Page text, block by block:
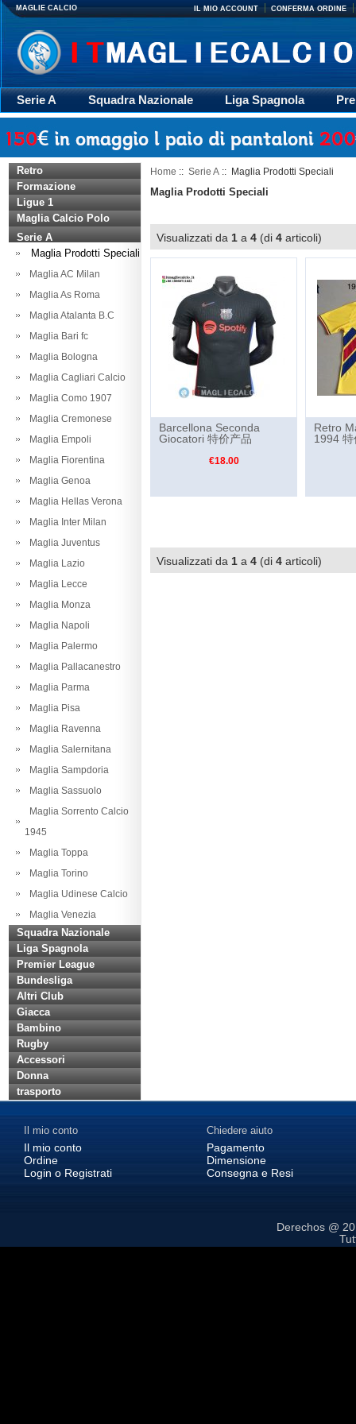
MAGLIE CALCIO IL MIO ACCOUNT CONFERMA ORDINE
Serie A Squadra Nazionale Liga Spagnola
Retro
Formazione
Ligue 1
Maglia Calcio Polo
Serie A
Maglia Prodotti Speciali
Maglia AC Milan
Maglia As Roma
Maglia Atalanta B.C
Maglia Bari fc
Maglia Bologna
Maglia Cagliari Calcio
Maglia Como 1907
Maglia Cremonese
Maglia Empoli
Maglia Fiorentina
Maglia Genoa
Maglia Hellas Verona
Maglia Inter Milan
Maglia Juventus
Maglia Lazio
Maglia Lecce
Maglia Monza
Maglia Napoli
Maglia Palermo
Maglia Pallacanestro
Maglia Parma
Maglia Pisa
Maglia Ravenna
Maglia Salernitana
Maglia Sampdoria
Maglia Sassuolo
Maglia Sorrento Calcio
1945
Maglia Toppa
Maglia Torino
Maglia Udinese Calcio
Maglia Venezia
Squadra Nazionale
Liga Spagnola
Premier League
Bundesliga
Altri Club
Giacca
Bambino
Rugby
Accessori
Donna
trasporto
Home :: Serie A :: Maglia Prodotti Speciali
Maglia Prodotti Speciali
Visualizzati da 1 a 4 (di 4 articoli)
Barcellona Seconda
Giocatori 特价产品
€18.00
Retro
1994
Visualizzati da 1 a 4 (di 4 articoli)
Il mio conto
Il mio conto
Ordine
Login o Registrati
Chiedere aiuto
Pagamento
Dimensione
Consegna e Resi
Derechos @